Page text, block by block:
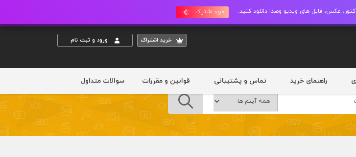
خرید اشتراک
خريد اشتراک ورود و ثبت نام
راهنمای خرید تماس و پشتیبانی قوانین و مقررات سوالات متداول